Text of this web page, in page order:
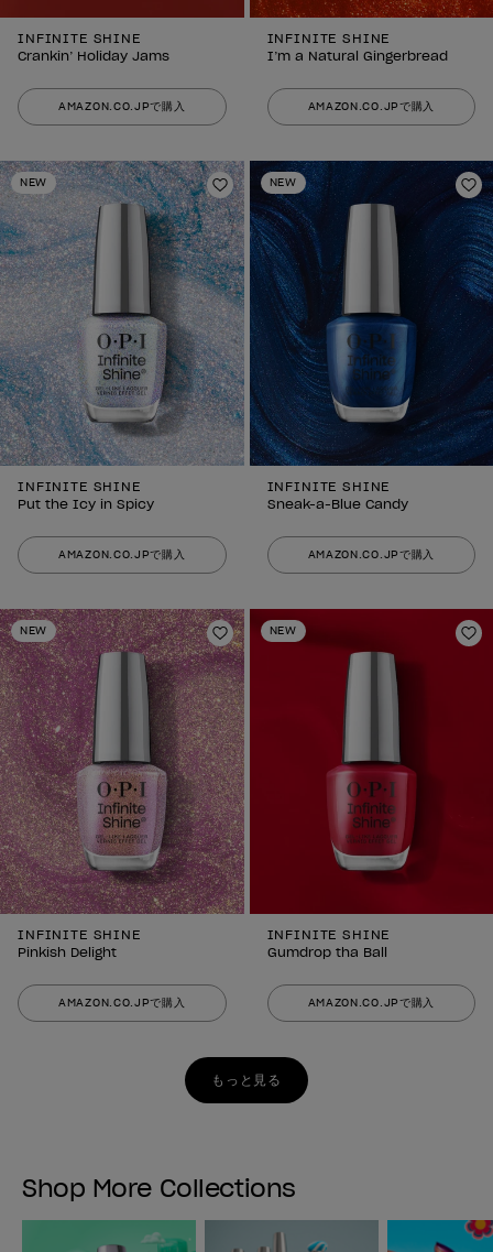
INFINITE SHINE
Crankin’ Holiday Jams
AMAZON.CO.JPで購入
INFINITE SHINE
I’m a Natural Gingerbread
AMAZON.CO.JPで購入
NEW
ほしいものリストに追加
INFINITE SHINE
Put the Icy in Spicy
AMAZON.CO.JPで購入
NEW
ほ
INFINITE SHINE
Sneak-a-Blue Candy
AMAZON.CO.JPで購入
NEW
ほしいものリストに追加
INFINITE SHINE
Pinkish Delight
AMAZON.CO.JPで購入
NEW
ほ
INFINITE SHINE
Gumdrop tha Ball
AMAZON.CO.JPで購入
もっと見る
Shop More Collections